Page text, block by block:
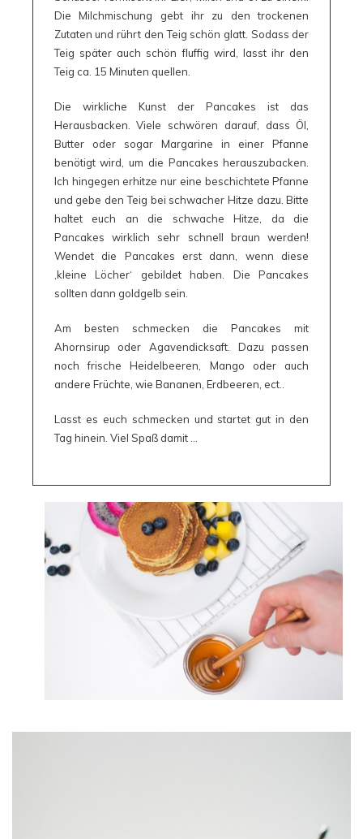
Die Milchmischung gebt ihr zu den trockenen
Zutaten und rührt den Teig schön glatt. Sodass der
Teig später auch schön fluffig wird, lasst ihr den
Teig ca. 15 Minuten quellen.
Die wirkliche Kunst der Pancakes ist das
Herausbacken. Viele schwören darauf, dass Öl,
Butter oder sogar Margarine in einer Pfanne
benötigt wird, um die Pancakes herauszubacken.
Ich hingegen erhitze nur eine beschichtete Pfanne
und gebe den Teig bei schwacher Hitze dazu. Bitte
haltet euch an die schwache Hitze, da die
Pancakes wirklich sehr schnell braun werden!
Wendet die Pancakes erst dann, wenn diese
‚kleine Löcher‘ gebildet haben. Die Pancakes
sollten dann goldgelb sein.
Am besten schmecken die Pancakes mit
Ahornsirup oder Agavendicksaft. Dazu passen
noch frische Heidelbeeren, Mango oder auch
andere Früchte, wie Bananen, Erdbeeren, ect..
Lasst es euch schmecken und startet gut in den
Tag hinein. Viel Spaß damit …